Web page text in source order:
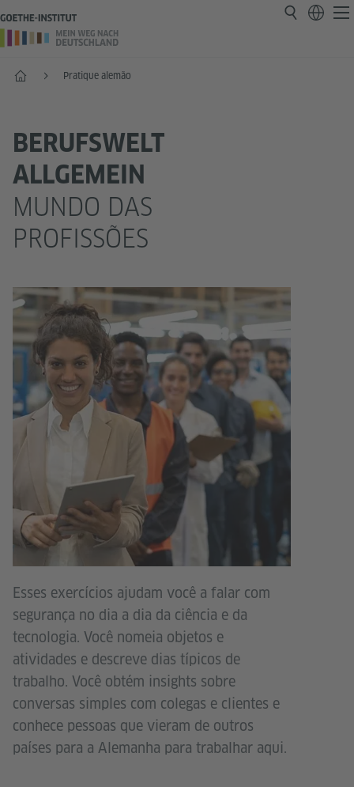
Página inicialPratique alemão
BERUFSWELT
ALLGEMEIN
MUNDO DAS
PROFISSÕES
Esses exercícios ajudam você a falar com
segurança no dia a dia da ciência e da
tecnologia. Você nomeia objetos e
atividades e descreve dias típicos de
trabalho. Você obtém insights sobre
conversas simples com colegas e clientes e
conhece pessoas que vieram de outros
países para a Alemanha para trabalhar aqui.